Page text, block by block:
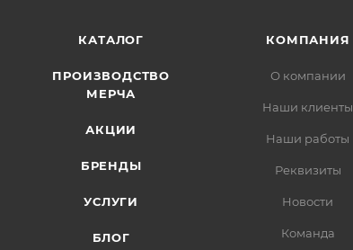
КАТАЛОГ
ПРОИЗВОДСТВО
МЕРЧА
АКЦИИ
БРЕНДЫ
УСЛУГИ
БЛОГ
КОМПАНИЯ
О компании
Наши клиенты
Наши работы
Реквизиты
Новости
Команда